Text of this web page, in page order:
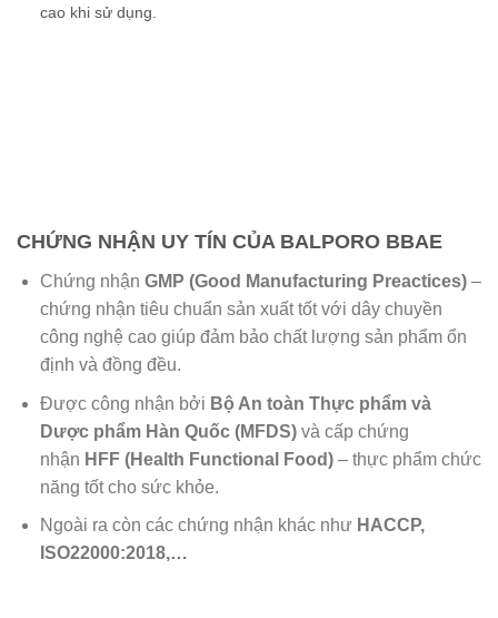
cao khi sử dụng.
CHỨNG NHẬN UY TÍN CỦA BALPORO BBAE
Chứng nhận GMP (Good Manufacturing Preactices)–
chứng nhận tiêu chuẩn sản xuất tốt với dây chuyền
công nghệ cao giúp đảm bảo chất lượng sản phẩm ổn
định và đồng đều.
Được công nhận bởi Bộ An toàn Thực phẩm và
Dược phẩm Hàn Quốc (MFDS)và cấp chứng
nhận HFF (Health Functional Food)– thực phẩm chức
năng tốt cho sức khỏe.
Ngoài ra còn các chứng nhận khác như HACCP,
ISO22000:2018,…